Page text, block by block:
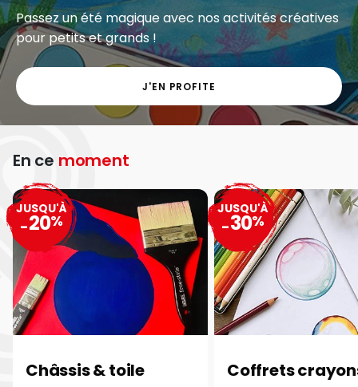
Passez un été magique avec nos activités créatives
pour petits et grands !
J'EN PROFITE
En ce moment
Châssis & toile
JUSQU'À
-20%
Coffrets
JUSQU'À
-30%